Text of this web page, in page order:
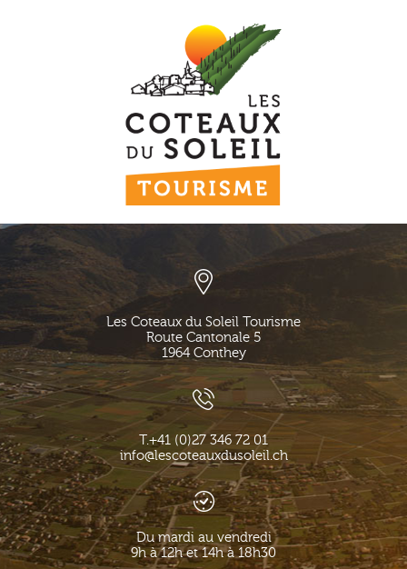
Les Coteaux du Soleil Tourisme
Route Cantonale 5
1964 Conthey
T.+41 (0)27 346 72 01
info@lescoteauxdusoleil.ch
Du mardi au vendredi
9h à 12h et 14h à 18h30